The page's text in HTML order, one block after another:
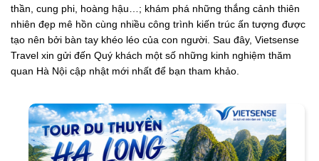
thần, cung phi, hoàng hậu…; khám phá những thắng cảnh thiên
nhiên đẹp mê hồn cùng nhiều công trình kiến trúc ấn tượng được
tạo nên bởi bàn tay khéo léo của con người. Sau đây, Vietsense
Travel xin gửi đến Quý khách một số những kinh nghiệm thăm
quan Hà Nội cập nhật mới nhất để bạn tham khảo.